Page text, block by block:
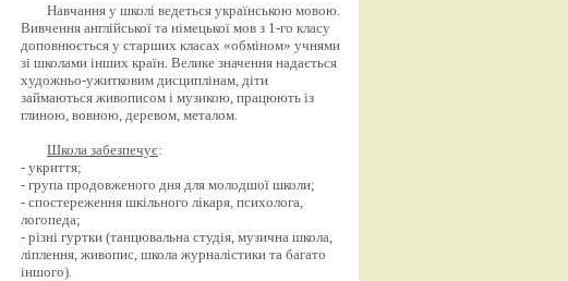
Навчання у школі ведеться українською мовою.
Вивчення англійської та німецької мов з 1-го класу
доповнюється у старших класах «обміном» учнями
зі школами інших країн. Велике значення надається
художньо-ужитковим дисциплінам, діти
займаються живописом і музикою, працюють із
глиною, вовною, деревом, металом.
Школа забезпечує:
- укриття;
- група продовженого дня для молодшої школи;
- спостереження шкільного лікаря, психолога,
логопеда;
- різні гуртки (танцювальна студія, музична школа,
ліплення, живопис, школа журналістики та багато
іншого).